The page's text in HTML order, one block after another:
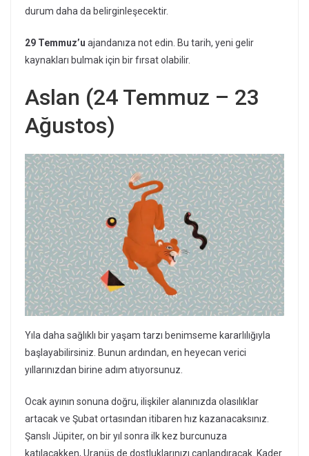
durum daha da belirginleşecektir.
29 Temmuz’u ajandanıza not edin. Bu tarih, yeni gelir
kaynakları bulmak için bir fırsat olabilir.
Aslan (24 Temmuz – 23
Ağustos)
Yıla daha sağlıklı bir yaşam tarzı benimseme kararlılığıyla
başlayabilirsiniz. Bunun ardından, en heyecan verici
yıllarınızdan birine adım atıyorsunuz.
Ocak ayının sonuna doğru, ilişkiler alanınızda olasılıklar
artacak ve Şubat ortasından itibaren hız kazanacaksınız.
Şanslı Jüpiter, on bir yıl sonra ilk kez burcunuza
katılacakken, Uranüs de dostluklarınızı canlandıracak. Kader